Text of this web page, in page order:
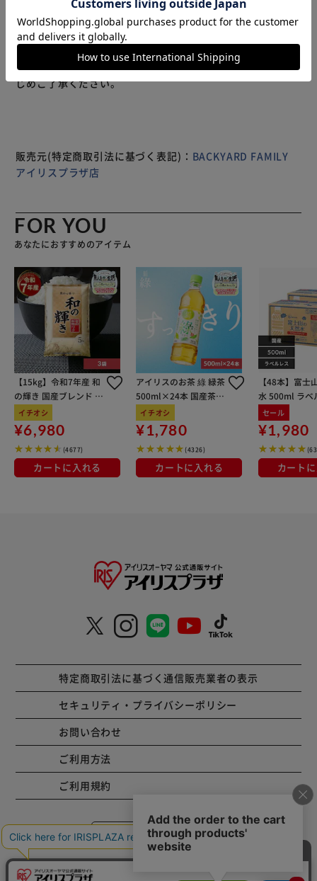
は約30ml。アルコール濃度80%以下の、アルコール消毒液
に対応。 ・可愛らしい猫モチーフのホルダー♪カバンやリ
ュックに付けられて、いざという時にすぐに使える。 ・キ
ャップホルダーが付いているから、スプレーした時にうっか
り落としてしまう心配もなし◎ ・キャップホルダーのリン
グ部分は、ハンカチホルダーとして使うことも可能。 ・実
国】 中国 【サイズ】 [縦]約13cm／[横]約5cm／[奥行]約
4cm ※サイズは当店計測の実寸サイズです。実際の商品な
【注意点】 [アルコール消毒液対応]アルコール濃度80%以下
でご使用ください。 ※直接火にかけないでください。火気
のそばに置くと軟化、変質する場合があります。 ※たわ
し、磨き粉等で磨くと傷が付く事があります。 ※高濃度の
アルコールなど危険性の高い液体や成分の強い物、粘度の高
い物、粒状の物を含む液体は使用できません。 ※内容物と
なる液体の注意表記に従いご使用ください。専用容器の指定
がある場合はその指示に従ってください。 ※強い衝撃を与
えると破損する場合があります。 ※中身を入れたまま長期
間放置すると内容物の変化や本体への着色、変色が起こる場
合があります。 ※スプレー部分が目詰まりした時はぬるま
湯を入れてスプレーしながら洗ってください。 ※本来の目
的以外では使用しないでください。 ※気圧・温度変化の大
きい場所では液漏れの恐れがございますのでご注意くださ
い。 ※変形の恐れがございますので高温の液体を入れない
でください。 ※飲料をいれたりしないでください。 ※小さ
いお子様の手の届かないところで保管してください。 ※持
配送について】 配送番号なしの配送になります。
もっと見る
※製品は予告なく仕様を変更する場合がございます。あらか
じめご了承ください。
販売元(特定商取引法に基づく表記)： BACKYARD FAMILY
アイリスプラザ店
FOR YOU
あなたにおすすめのアイテム
【15kg】令和7年産 和
の輝き 国産ブレンド 5
kg×3袋
イチオシ
¥6,980
(4677)
カートに入れる
アイリスのお茶 綠 緑茶
500ml×24本 国産茶葉
100％使用
イチオシ
¥1,780
(4326)
カートに入れる
【48本】富士
水 500ml ラベ
セール
¥1,980
カート
特定商取引法に基づく通信販売業者の表示
セキュリティ・プライバシーポリシー
お問い合わせ
ご利用方法
ご利用規約
コーポレートサイト